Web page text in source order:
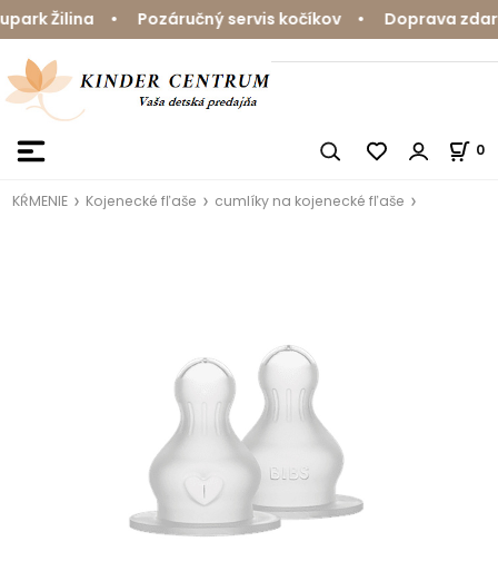
Žilina • Pozáručný servis kočíkov • Doprava
0
KŔMENIE Kojenecké fľaše cumlíky na kojenecké fľaše